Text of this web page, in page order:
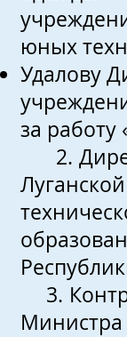
юных
Удалову
за
2.
3.
Министра